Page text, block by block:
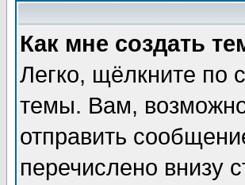
Как мне создать
Легко, щёлкните по
темы. Вам,
отправить
перечислено внизу